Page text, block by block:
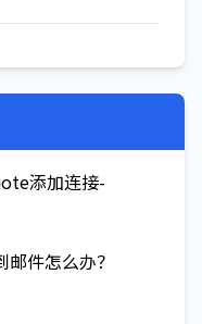
添加连接-
件怎么办？